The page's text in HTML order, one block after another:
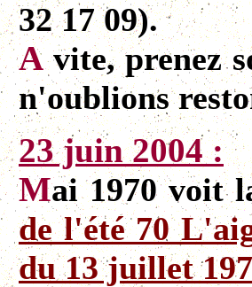
32 17 09).
Avite, prenez
n'oublions
23 juin 2004 :
Mai 1970 voit
de l'été 70
du 13 juillet